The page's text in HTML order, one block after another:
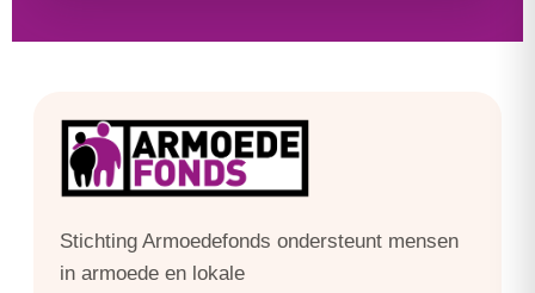
Stichting Armoedefonds ondersteunt mensen
in armoede en lokale